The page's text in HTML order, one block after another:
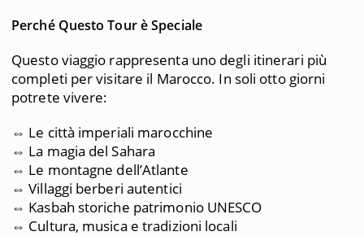
Perché Questo Tour è Speciale
Questo viaggio rappresenta uno degli itinerari più
completi per visitare il Marocco. In soli otto giorni
potrete vivere:
⇔ Le città imperiali marocchine
⇔ La magia del Sahara
⇔ Le montagne dell’Atlante
⇔ Villaggi berberi autentici
⇔ Kasbah storiche patrimonio UNESCO
⇔ Cultura, musica e tradizioni locali